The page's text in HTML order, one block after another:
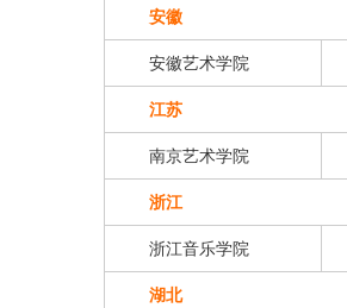
安徽
安徽艺术学院
江苏
南京艺术学院
浙江
浙江音乐学院
湖北